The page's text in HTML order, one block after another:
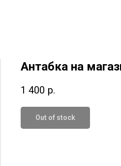
Антабка на
1 400 р.
Out of stock